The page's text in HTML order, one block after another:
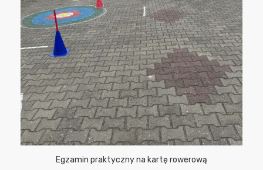
Egzamin praktyczny na kartę rowerową